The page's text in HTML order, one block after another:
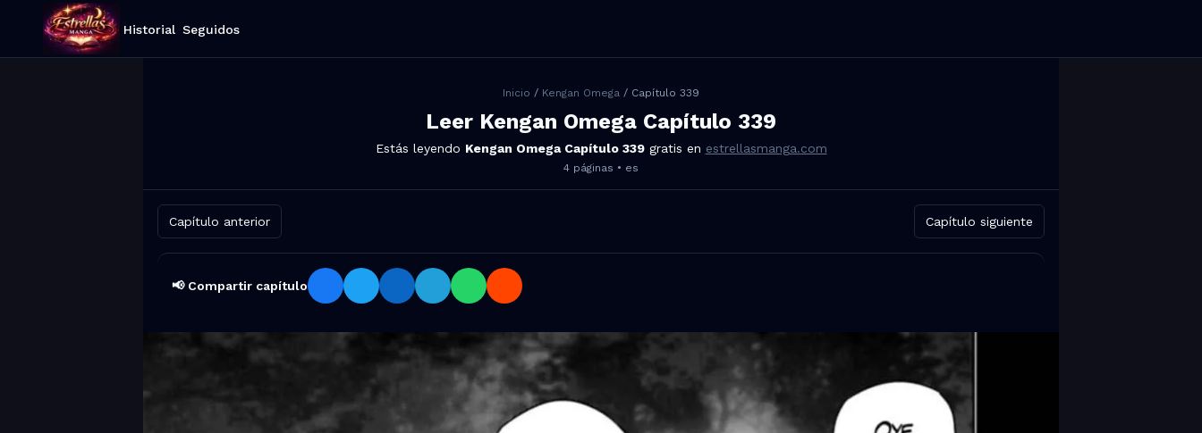
Historial Seguidos
Inicio / Kengan Omega / Capítulo 339
Leer Kengan Omega Capítulo 339
Estás leyendo Kengan OmegaCapítulo 339 gratis en estrellasmanga.com
4 páginas • es
Capítulo anterior Capítulo siguiente
📢 Compartir capítulo
Compartir Kengan Omega Capítulo 339 en Facebook, Twitter, LinkedIn, Telegram, WhatsApp y Reddit.